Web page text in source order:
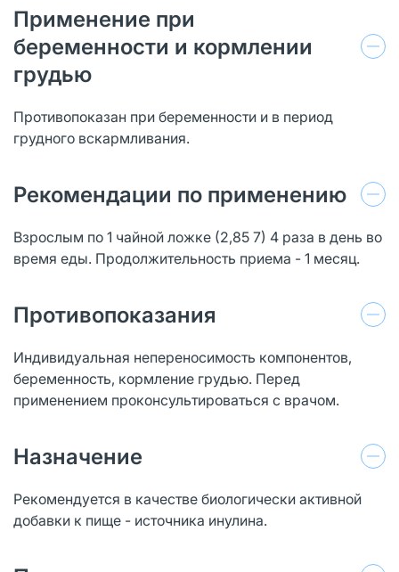
Применение при
беременности и кормлении
грудью
Противопоказан при беременности и в период
грудного вскармливания.
Рекомендации по применению
Взрослым по 1 чайной ложке (2,85 7) 4 раза в день во
время еды. Продолжительность приема - 1 месяц.
Противопоказания
Индивидуальная непереносимость компонентов,
беременность, кормление грудью. Перед
применением проконсультироваться с врачом.
Назначение
Рекомендуется в качестве биологически активной
добавки к пище - источника инулина.